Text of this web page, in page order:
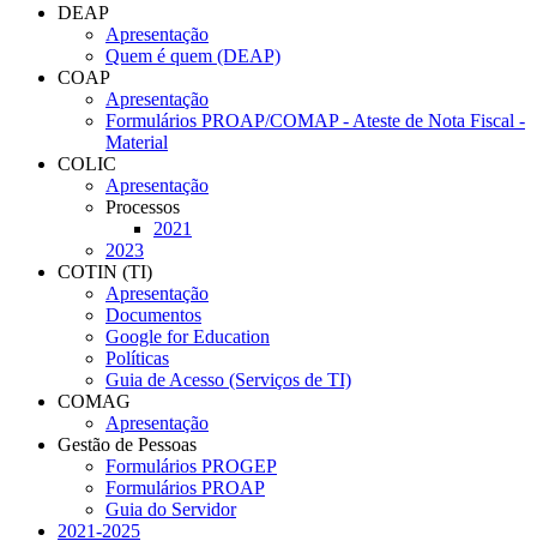
DEAP
Apresentação
Quem é quem (DEAP)
COAP
Apresentação
Formulários PROAP/COMAP - Ateste de Nota Fiscal -
Material
COLIC
Apresentação
Processos
2021
2023
COTIN (TI)
Apresentação
Documentos
Google for Education
Políticas
Guia de Acesso (Serviços de TI)
COMAG
Apresentação
Gestão de Pessoas
Formulários PROGEP
Formulários PROAP
Guia do Servidor
2021-2025